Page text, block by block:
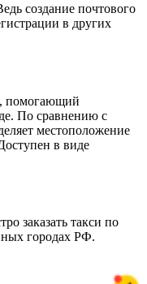
создание почтового
в других
помогающий
По сравнению с
местоположение
в виде
заказать такси по
городах РФ.